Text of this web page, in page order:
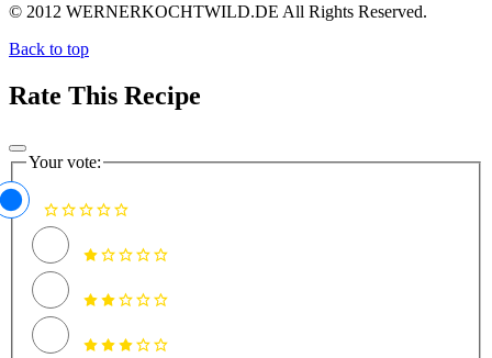
© 2012 WERNERKOCHTWILD.DE All Rights Reserved.
Back to top
Rate This Recipe
Your vote: